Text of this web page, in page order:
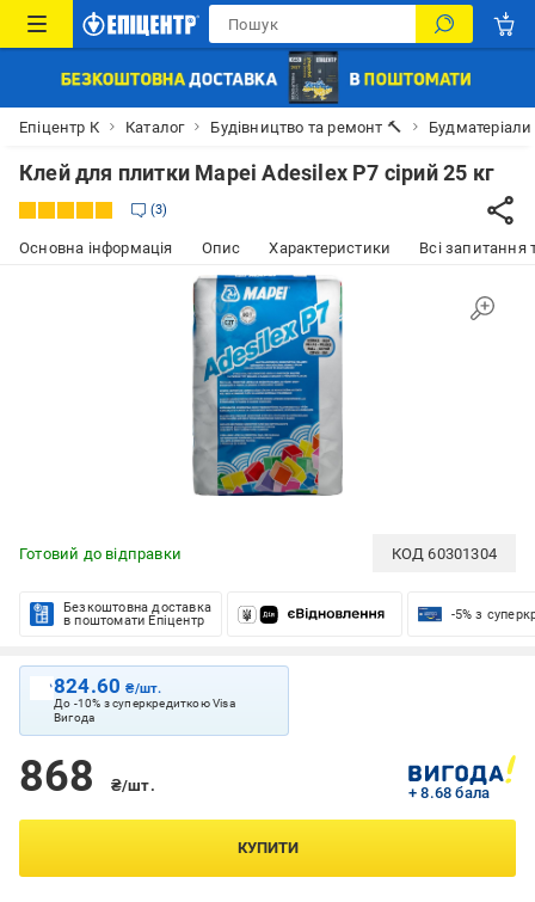
Епіцентр К Каталог Будівництво та ремонт 🔨 Будматеріали
Клей для плитки Mapei Adesilex P7 сірий 25 кг
3
Основна інформація Опис Характеристики Всі запитання
Готовий до відправки КОД60301304
Безкоштовна доставка
в поштомати Епіцентр
-5% з
824.60₴/шт.
До -10% з суперкредиткою Visa
Вигода
868 ₴/шт. + 8.68 бала
КУПИТИ